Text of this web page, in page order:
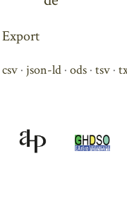
Export
csv json-ld ods tsv